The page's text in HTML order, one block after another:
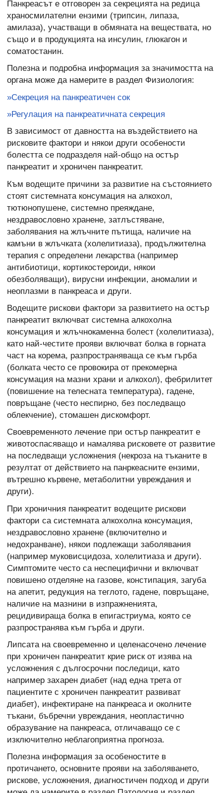
Панкреасът е отговорен за секрецията на редица
храносмилателни ензими (трипсин, липаза,
амилаза), участващи в обмяната на веществата, но
също и в продукцията на инсулин, глюкагон и
соматостанин.
Полезна и подробна информация за значимостта на
органа може да намерите в раздел Физиология:
»Секреция на панкреатичен сок
»Регулация на панкреатичната секреция
В зависимост от давността на въздействието на
рисковите фактори и някои други особености
болестта се подразделя най-общо на остър
панкреатит и хроничен панкреатит.
Към водещите причини за развитие на състоянието
стоят системната консумация на алкохол,
тютюнопушене, системно преяждане,
нездравословно хранене, затлъстяване,
заболявания на жлъчните пътища, наличие на
камъни в жлъчката (холелитиаза), продължителна
терапия с определени лекарства (например
антибиотици, кортикостероиди, някои
обезболяващи), вирусни инфекции, аномалии и
неоплазми в панкреаса и други.
Водещите рискови фактори за развитието на остър
панкреатит включват системна алкохолна
консумация и жлъчнокаменна болест (холелитиаза),
като най-честите прояви включват болка в горната
част на корема, разпространяваща се към гърба
(болката често се провокира от прекомерна
консумация на мазни храни и алкохол), фебрилитет
(повишение на телесната температура), гадене,
повръщане (често неспирно, без последващо
облекчение), стомашен дискомфорт.
Своевременното лечение при остър панкреатит е
животоспасяващо и намалява рисковете от развитие
на последващи усложнения (некроза на тъканите в
резултат от действието на панркеасните ензими,
вътрешно кървене, метаболитни увреждания и
други).
При хроничния панкреатит водещите рискови
фактори са системната алкохолна консумация,
нездравословно хранене (включително и
недохранване), някои подлежащи заболявания
(например муковисцидоза, холелитиаза и други).
Симптомите често са неспецифични и включват
повишено отделяне на газове, констипация, загуба
на апетит, редукция на теглото, гадене, повръщане,
наличие на мазнини в изпражненията,
рецидивираща болка в епигастриума, която се
разпространява към гърба и други.
Липсата на своевременно и целенасочено лечение
при хроничен панкреатит крие риск от изява на
усложнения с дългосрочни последици, като
например захарен диабет (над една трета от
пациентите с хроничен панкреатит развиват
диабет), инфектиране на панкреаса и околните
тъкани, бъбречни увреждания, неопластично
образувание на панкреаса, отличаващо се с
изключително неблагоприятна прогноза.
Полезна информация за особеностите в
протичането, основните прояви на заболяването,
рискове, усложнения, диагностичен подход и други